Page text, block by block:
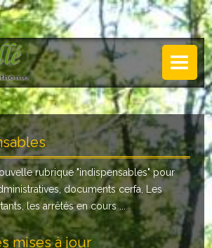
.
rubrique "indispensables" pour
documents cerfa, Les
les arrêtés en cours ...
mises à jour